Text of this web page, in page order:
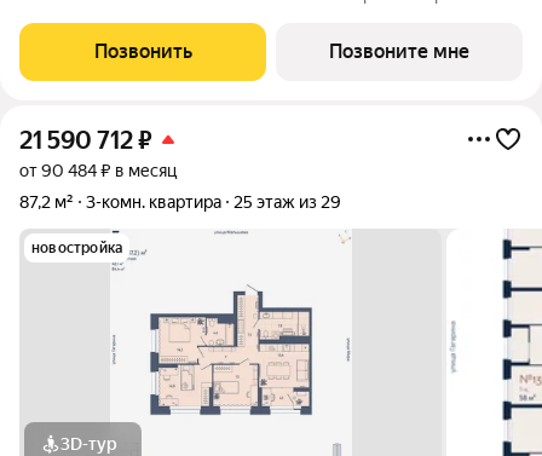
квартале между улицами Малышева, Мира и Гагарина.
Архитектурный ансамбль состоит из
Позвонить Позвоните мне
21 590 712₽
от 90 484 ₽ в месяц
87,2 м²
3-комн. квартира 25 этаж из 29
новостройка
3D-тур